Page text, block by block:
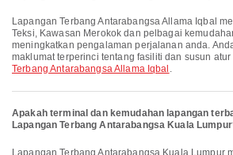
Lapangan Terbang Antarabangsa Allama Iqbal menawarkan Lounge,
Teksi, Kawasan Merokok dan pelbagai
meningkatkan pengalaman perjalanan anda.
maklumat terperinci tentang fasiliti dan susun
Terbang Antarabangsa Allama Iqbal .
Apakah terminal dan kemudahan lapangan
Lapangan Terbang Antarabangsa Kuala
Lapangan Terbang Antarabangsa Kuala Lumpur menawarkan Klinik dan